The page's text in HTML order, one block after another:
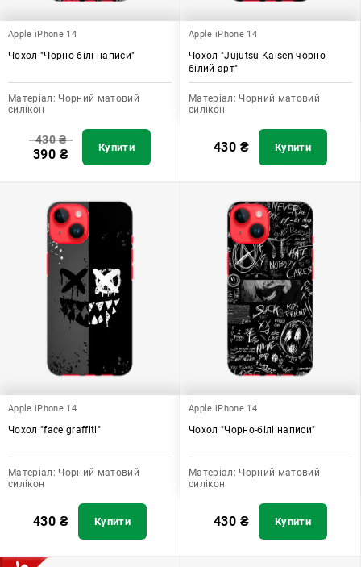
Apple iPhone 14
Чохол "Чорно-білі написи"
Матеріал: Чорний матовий
силікон
430₴
390 ₴ Купити
Apple iPhone 14
Чохол "Jujutsu Kaisen чорно-
білий арт"
Матеріал: Чорний матовий
силікон
430 ₴ Купити
Apple iPhone 14
Чохол "face graffiti"
Матеріал: Чорний матовий
силікон
430 ₴ Купити
Apple iPhone 14
Чохол "Чорно-білі написи"
Матеріал: Чорний матовий
силікон
430 ₴ Купити